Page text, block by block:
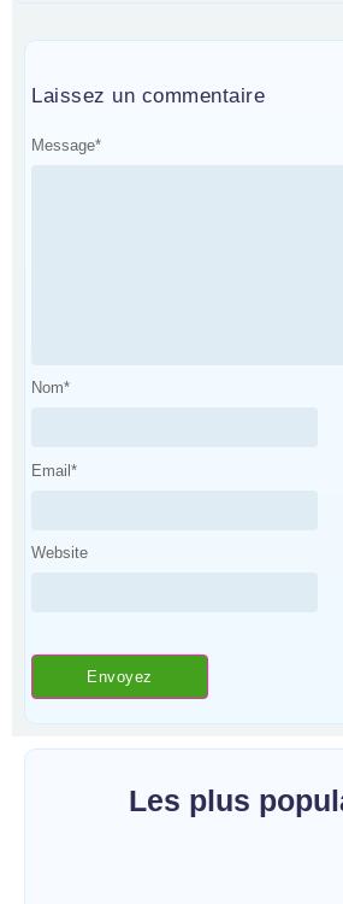
Laissez un commentaire
Message*
Nom*
Email*
Website
Les plus